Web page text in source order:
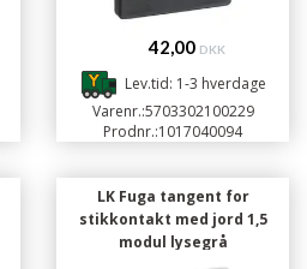
42,00 DKK
Lev.tid: 1-3 hverdage
Varenr.:5703302100229
Prodnr.:1017040094
LK Fuga tangent for
stikkontakt med jord 1,5
modul lysegrå